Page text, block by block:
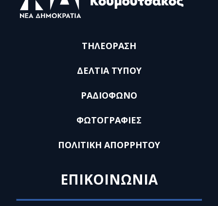
ΤΗΛΕΟΡΑΣΗ
ΔΕΛΤΙΑ ΤΥΠΟΥ
ΡΑΔΙΟΦΩΝΟ
ΦΩΤΟΓΡΑΦΙΕΣ
ΠΟΛΙΤΙΚΗ ΑΠΟΡΡΗΤΟΥ
ΕΠΙΚΟΙΝΩΝΙΑ